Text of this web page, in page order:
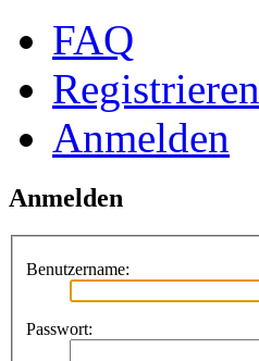
FAQ
Registrieren
Anmelden
Anmelden
Benutzername:
Passwort: